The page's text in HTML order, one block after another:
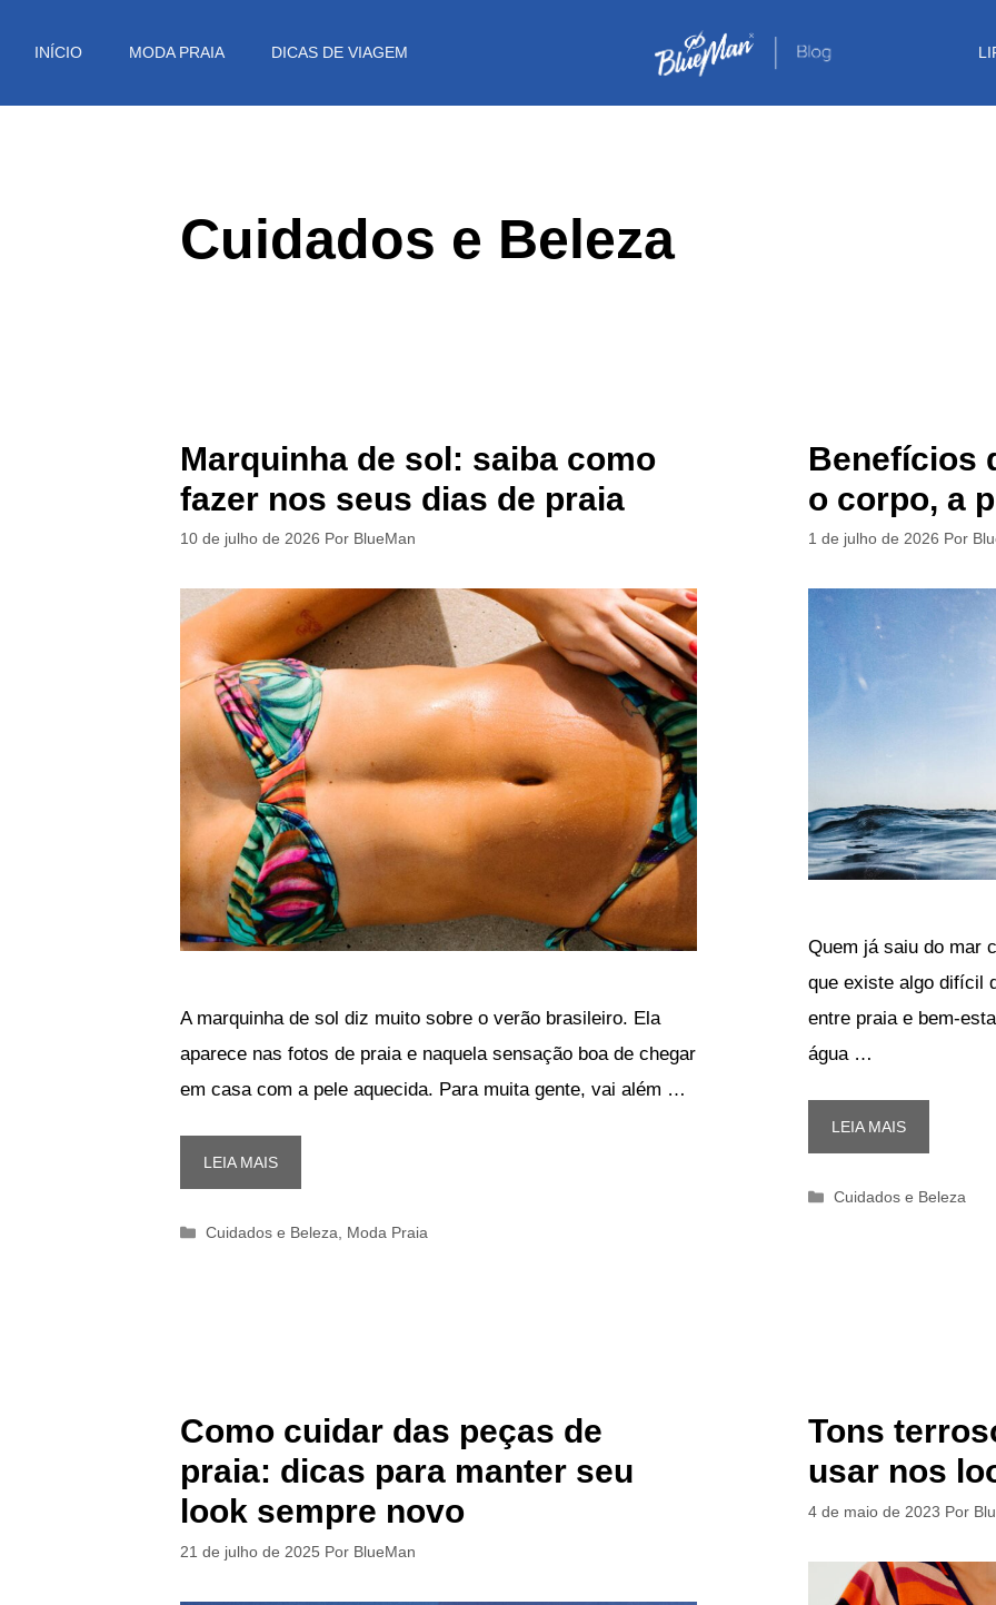
INÍCIO MODA PRAIA DICAS DE VIAGEM
Cuidados e Beleza
Marquinha de sol: saiba como
fazer nos seus dias de praia
10 de julho de 2026 Por BlueMan
A marquinha de sol diz muito sobre o verão brasileiro. Ela
aparece nas fotos de praia e naquela sensação boa de chegar
em casa com a pele aquecida. Para muita gente, vai além …
LEIA MAIS
Categorias
Cuidados e Beleza, Moda Praia
Benefícios
o corpo, a
1 de julho de 2026 Por
Quem já saiu do mar
que existe algo difícil
entre praia e bem-
água …
LEIA MAIS
Categorias
Cuidados e Beleza
Como cuidar das peças de
praia: dicas para manter seu
look sempre novo
21 de julho de 2025 Por BlueMan
Tons
usar nos
4 de maio de 2023 Por